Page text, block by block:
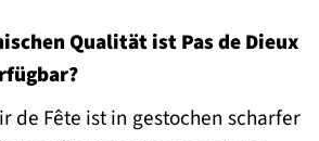
Qualität ist Pas de Dieux
de Fête ist in gestochen scharfer